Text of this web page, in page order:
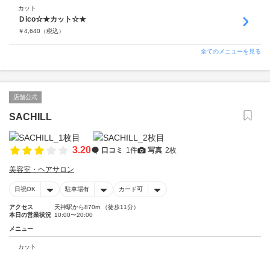
カット
Ｄico☆★カット☆★
￥4,640 （税込）
全てのメニューを見る
店舗公式
SACHILL
3.20 口コミ 1件 写真 2枚
美容室・ヘアサロン
日祝OK 駐車場有 カード可
アクセス
天神駅から870m （徒歩11分）
本日の営業状況 10:00〜20:00
メニュー
カット